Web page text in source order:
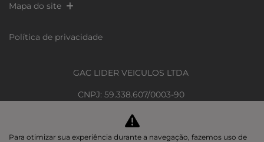
Mapa do site
Política de privacidade
GAC LIDER VEICULOS LTDA
CNPJ: 59.338.607/0003-90
Avenida Cezar Hilal, 1391 - Santa Lúcia, - 29056-083
Para otimizar sua experiência durante a navegação, fazemos uso de